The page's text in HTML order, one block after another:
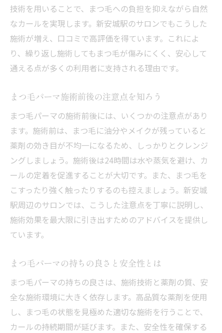
技術を用いることで、まつ毛への負担を抑えながら自然
なカールを実現します。新安城駅のサロンでもこうした
施術が増え、口コミで高評価を得ています。これによ
り、繰り返し施術してもまつ毛が傷みにくく、安心して
通える点が多くの利用者に支持される理由です。
まつ毛パーマ施術前後の注意点を知ろう
まつ毛パーマの施術前後には、いくつかの注意点があり
ます。施術前は、まつ毛に油分やメイクが残っていると
薬剤の効き目が不均一になるため、しっかりとクレンジ
ングしましょう。施術後は24時間は水や蒸気を避け、カ
ールの定着を促進することが大切です。また、まつ毛を
こすったり強く触ったりするのも控えましょう。新安城
駅周辺のサロンでは、こうした注意点を丁寧に説明し、
施術効果を最大限に引き出すためのアドバイスを提供し
ています。
まつ毛パーマの持ちの良さと安全性とは
まつ毛パーマの持ちの良さは、施術技術と薬剤の質、安
全な施術環境に大きく依存します。高品質な薬剤を使用
し、まつ毛の状態を見極めた適切な施術を行うことで、
カールの持続期間が延びます。また、安全性を確保する